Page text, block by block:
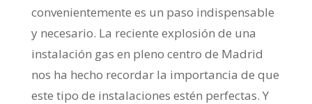
convenientemente es un paso indispensable
y necesario. La reciente explosión de una
instalación gas en pleno centro de Madrid
nos ha hecho recordar la importancia de que
este tipo de instalaciones estén perfectas. Y